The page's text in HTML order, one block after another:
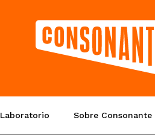
Laboratorio Sobre Consonante